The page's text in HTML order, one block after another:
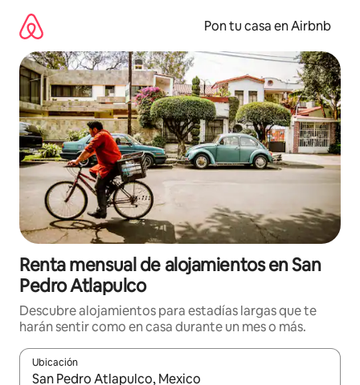
contenido
Pon tu casa en Airbnb
Renta mensual de alojamientos en San
Pedro Atlapulco
Descubre alojamientos para estadías largas que te
harán sentir como en casa durante un mes o más.
Ubicación
Cuando los resultados estén disponibles, navega con las